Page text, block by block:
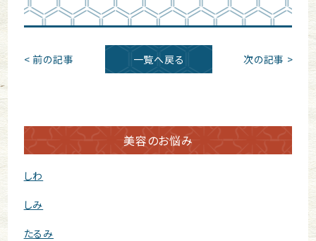
< 前の記事 一覧へ戻る 次の記事 >
美容のお悩み
しわ
しみ
たるみ